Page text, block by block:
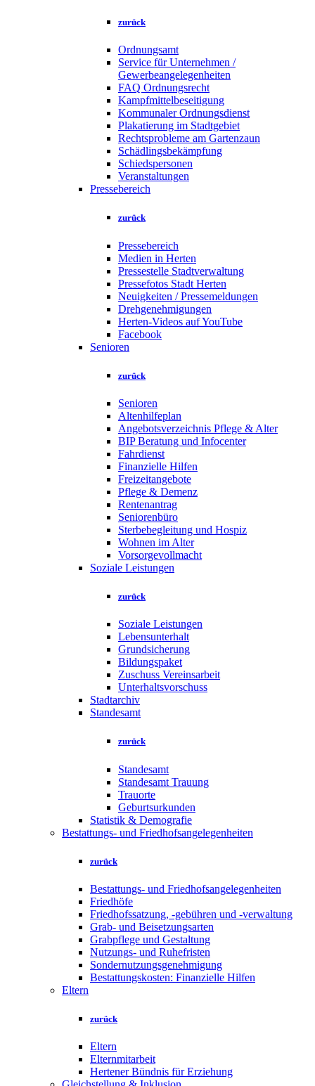
zurück
Ordnungsamt
Service für Unternehmen /
Gewerbeangelegenheiten
FAQ Ordnungsrecht
Kampfmittelbeseitigung
Kommunaler Ordnungsdienst
Plakatierung im Stadtgebiet
Rechtsprobleme am Gartenzaun
Schädlingsbekämpfung
Schiedspersonen
Veranstaltungen
Pressebereich
zurück
Pressebereich
Medien in Herten
Pressestelle Stadtverwaltung
Pressefotos Stadt Herten
Neuigkeiten / Pressemeldungen
Drehgenehmigungen
Herten-Videos auf YouTube
Facebook
Senioren
zurück
Senioren
Altenhilfeplan
Angebotsverzeichnis Pflege & Alter
BIP Beratung und Infocenter
Fahrdienst
Finanzielle Hilfen
Freizeitangebote
Pflege & Demenz
Rentenantrag
Seniorenbüro
Sterbebegleitung und Hospiz
Wohnen im Alter
Vorsorgevollmacht
Soziale Leistungen
zurück
Soziale Leistungen
Lebensunterhalt
Grundsicherung
Bildungspaket
Zuschuss Vereinsarbeit
Unterhaltsvorschuss
Stadtarchiv
Standesamt
zurück
Standesamt
Standesamt Trauung
Trauorte
Geburtsurkunden
Statistik & Demografie
Bestattungs- und Friedhofsangelegenheiten
zurück
Bestattungs- und Friedhofsangelegenheiten
Friedhöfe
Friedhofssatzung, -gebühren und -verwaltung
Grab- und Beisetzungsarten
Grabpflege und Gestaltung
Nutzungs- und Ruhefristen
Sondernutzungsgenehmigung
Bestattungskosten: Finanzielle Hilfen
Eltern
zurück
Eltern
Elternmitarbeit
Hertener Bündnis für Erziehung